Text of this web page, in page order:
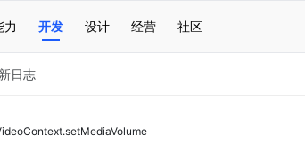
力 开发 设计 经营 社区
日志